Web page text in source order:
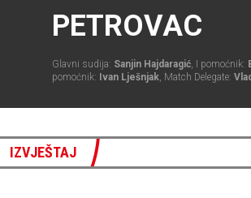
PETROVAC
Glavni sudija: Sanjin Hajdaragić, I pomoćnik:
pomoćnik: Ivan Lješnjak, Match Delegate:
IZVJEŠTAJ